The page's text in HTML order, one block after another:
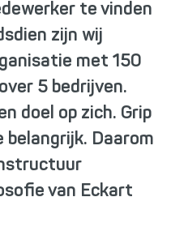
te vinden
zijn wij
met 150
5 bedrijven.
doel op zich. Grip
belangrijk. Daarom
van Eckart